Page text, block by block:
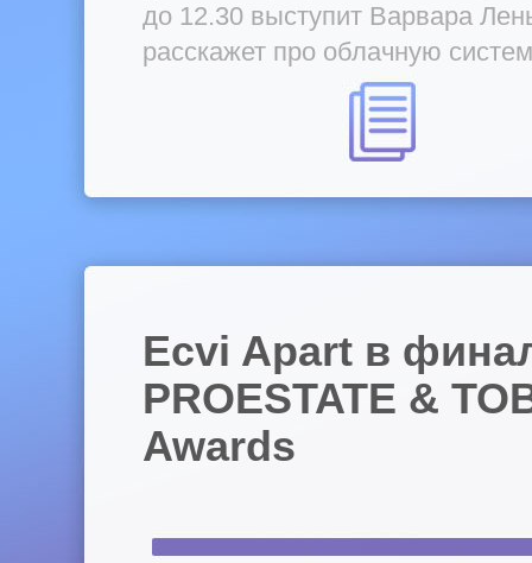
до 12.30 выступит Варвара
расскажет про облачную
управления для отелей 3-5*
Ecvi Apart в
PROESTATE &
Awards